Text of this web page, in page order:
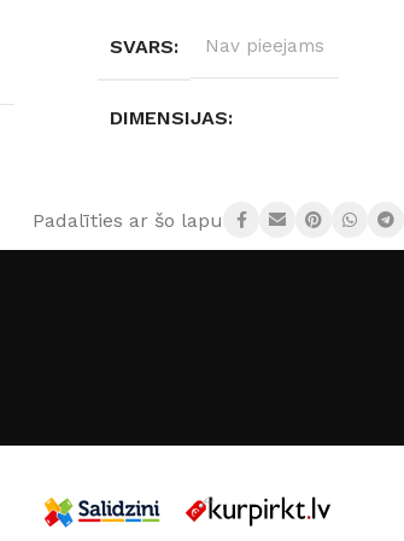
SVARS Nav pieejams
DIMENSIJAS
DURVJU MATERIĀLS
860 × 2050 mm ,960 × 2050
Padalīties ar šo lapu: